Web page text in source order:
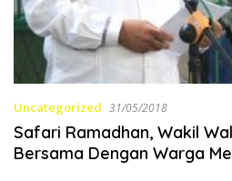
Uncategorized 31/05/2018
Safari Ramadhan, Wakil
Bersama Dengan Warga